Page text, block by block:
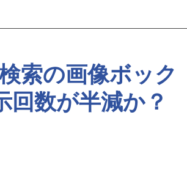
索の画像ボック
回数が半減か？